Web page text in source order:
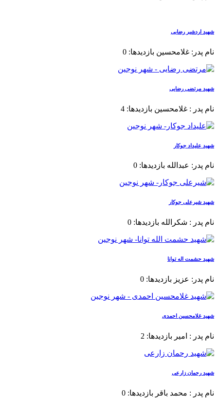
شهید اردشیر رضایی
نام پدر: غلامحسین بازدیدها: 0
شهید مرتضی رضایی
نام پدر : غلامحسین بازدیدها: 4
شهید علیداد جوکار
نام پدر: عبدالله بازدیدها: 0
شهید شیرعلی جوکار
نام پدر : شکرالله بازدیدها: 0
شهید حشمت اله توانا
نام پدر: عزیز بازدیدها: 0
شهید غلامحسین احمدی
نام پدر : امیر بازدیدها: 2
شهید رحمان زارعی
نام پدر : محمد باقر بازدیدها: 0